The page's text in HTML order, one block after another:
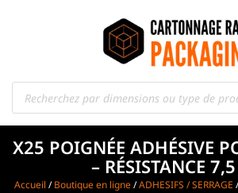
X25 POIGNÉE ADHÉSIVE
– RÉSISTANCE
Accueil /Boutique en ligne/ADHESIFS / SERRAGE